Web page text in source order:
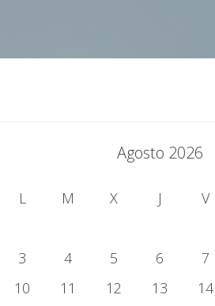
Agosto 2026
L M X J V
3
4 5 6 7
10
11 12 13 14